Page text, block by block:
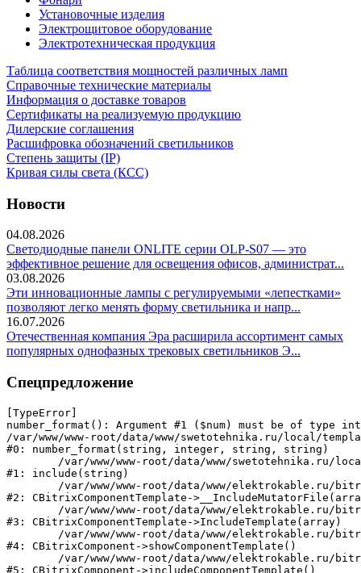
Установочные изделия
Электрощитовое оборудование
Электротехническая продукция
Таблица соответствия мощностей различных ламп
Справочные технические материалы
Информация о доставке товаров
Сертификаты на реализуемую продукцию
Дилерские соглашения
Расшифровка обозначений светильников
Степень защиты (IP)
Кривая силы света (КСС)
Новости
04.08.2026
Светодиодные панели ONLITE серии OLP-S07 — это
эффективное решение для освещения офисов, администрат...
03.08.2026
Эти инновационные лампы с регулируемыми «лепестками»
позволяют легко менять форму светильника и напр...
16.07.2026
Отечественная компания Эра расширила ассортимент самых
популярных однофазных трековых светильников Э...
Спецпредложение
[TypeError]
number_format(): Argument #1 ($num) must be of
/var/www/www-root/data/www/swetotehnika.ru/local/
#0: number_format(string, integer, string, string)
#1: include(string)
#2: CBitrixComponentTemplate-
#3: CBitrixComponentTemplate->IncludeTemplate(array)
#4: CBitrixComponent->showComponentTemplate()
#5: CBitrixComponent->includeComponentTemplate()